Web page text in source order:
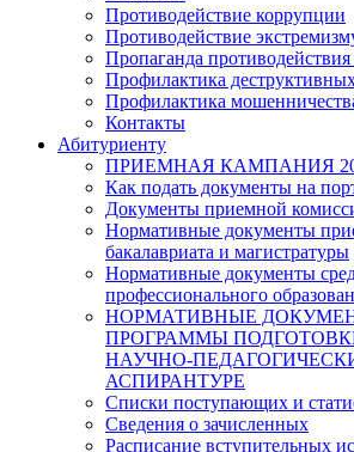
Противодействие коррупции
Противодействие
Пропаганда
Профилактика
Профилактика
Контакты
Абитуриенту
ПРИЕМНАЯ КАМПАНИЯ
Как подать документы на
Документы приемной
Нормативные документы
бакалавриата и магистратуры
Нормативные документы
профессионального
НОРМАТИВНЫЕ
ПРОГРАММЫ
НАУЧНО-
АСПИРАНТУРЕ
Списки поступающих и
Сведения о зачисленных
Расписание вступительных